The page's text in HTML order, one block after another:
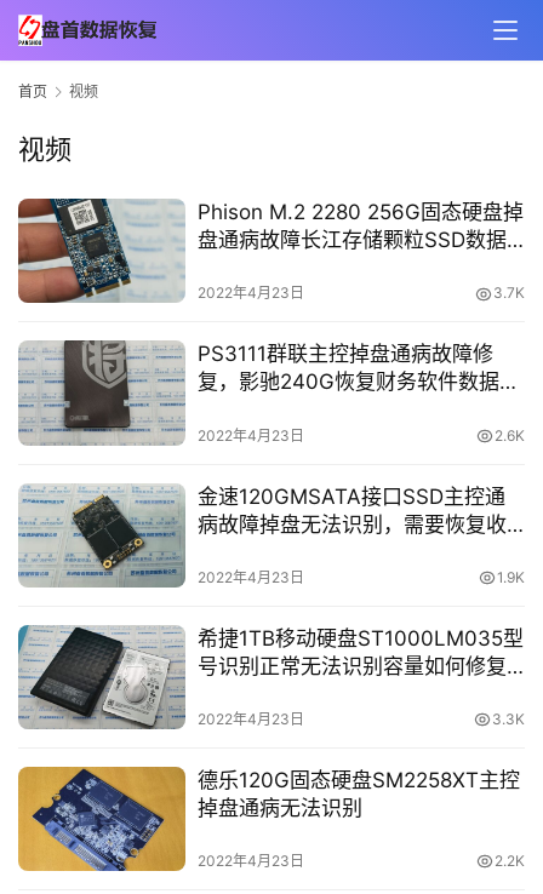
首页 视频
视频
Phison M.2 2280 256G固态硬盘掉
盘通病故障长江存储颗粒SSD数据
2022年4月23日 3.7K
PS3111群联主控掉盘通病故障修
复，影驰240G恢复财务软件数据库
2022年4月23日 2.6K
金速120GMSATA接口SSD主控通
病故障掉盘无法识别，需要恢复收
2022年4月23日 1.9K
希捷1TB移动硬盘ST1000LM035型
号识别正常无法识别容量如何修复
2022年4月23日 3.3K
德乐120G固态硬盘SM2258XT主控
掉盘通病无法识别
2022年4月23日 2.2K